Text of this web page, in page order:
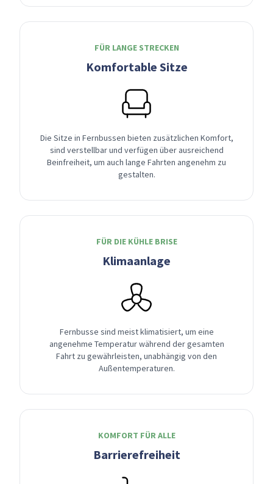
FÜR LANGE STRECKEN
Komfortable Sitze
Die Sitze in Fernbussen bieten zusätzlichen Komfort,
sind verstellbar und verfügen über ausreichend
Beinfreiheit, um auch lange Fahrten angenehm zu
gestalten.
FÜR DIE KÜHLE BRISE
Klimaanlage
Fernbusse sind meist klimatisiert, um eine
angenehme Temperatur während der gesamten
Fahrt zu gewährleisten, unabhängig von den
Außentemperaturen.
KOMFORT FÜR ALLE
Barrierefreiheit